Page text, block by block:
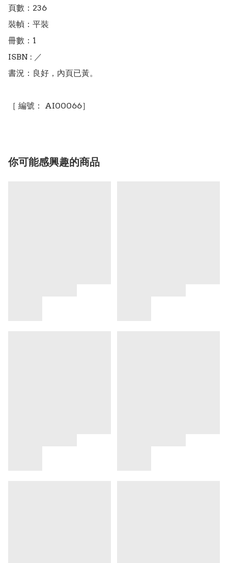
頁數：236
裝幀：平裝
冊數：1
ISBN : ／
書況：良好，內頁已黃。
［ 編號： AI00066］
你可能感興趣的商品